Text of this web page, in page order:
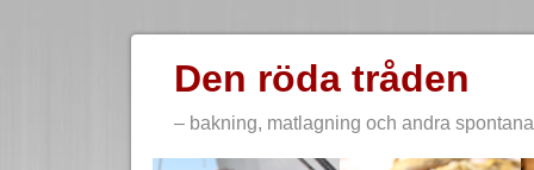
Den röda tråden
– bakning, matlagning och andra